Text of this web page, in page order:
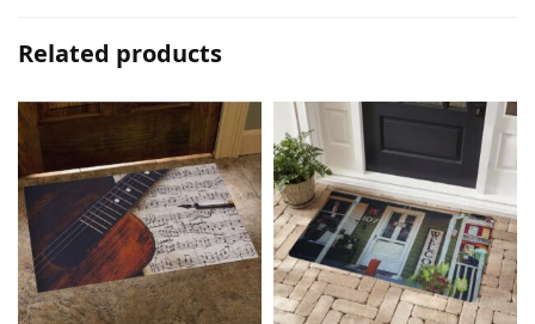
Related products